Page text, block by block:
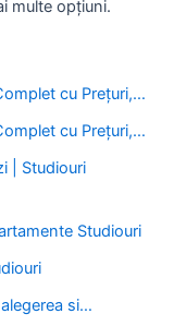
multe opțiuni.
cu Prețuri,…
cu Prețuri,…
| Studiouri
Studiouri
si…